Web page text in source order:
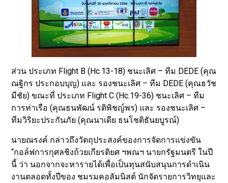
ส่วน ประเภท Flight B (Hc.13-18) ชนะเลิศ – ทีม DEDE (คุณ
ณฐิกร ประกอบบุญ) และ รองชนะเลิศ – ทีม DEDE (คุณธวัช
มีชัย) ขณะที่ ประเภท Flight C (Hc.19-36) ชนะเลิศ – ทีม
การท่าเรือ (คุณธนพัฒน์ รติพิชญ์พร) และ รองชนะเลิศ –
ทีมวิริยะประกันภัย (คุณนาเดีย ธนโชติธันยบูรณ์)
นายณรงค์ กล่าวถึงวัตถุประสงค์ของการจัดการแข่งขัน
“กอล์ฟการกุศลชิงถ้วยเกียรติยศ ฯพณฯ นายกรัฐมนตรี ในปี
นี้ ว่า นอกจากจะหารายได้เพื่อเป็นทุนสนับสนุนการดำเนิน
งานตลอดทั้งปีของ ชมรมคอลัมนิสต์ นักจัดรายการวิทยุและ